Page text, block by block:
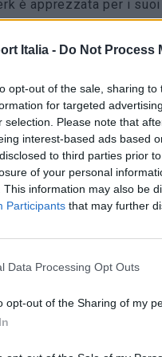
Italia - Do Not Process
opt-out of the sale, sharing
for targeted
selection. Please note that
interest-based ads based
to third parties prior
of your personal
This information may also be
Participants that may further
Data Processing Opt Outs
opt-out of the Sharing of my
è apprezzata per i suoi
di 42 mm, con 51
Odyssey
Spostati nella parte
nelle due finestre in
avanzano con
precisi. Il movimento, il
ai moduli dei minuti e
di energia
diversi
per